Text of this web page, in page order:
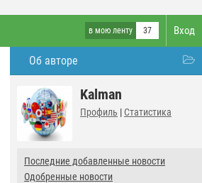
Вход
в мою ленту 37
Об авторе
Kalman
Профиль | Статистика
Последние добавленные новости
Одобренные новости